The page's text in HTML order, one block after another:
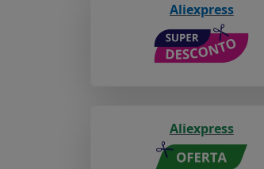
Aliexpress
Aliexpress